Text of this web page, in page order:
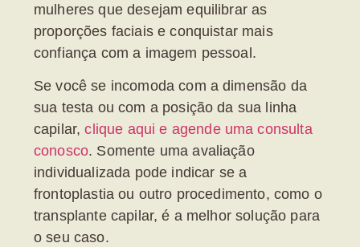
mulheres que desejam equilibrar as
proporções faciais e conquistar mais
confiança com a imagem pessoal.
Se você se incomoda com a dimensão da
sua testa ou com a posição da sua linha
capilar,clique aqui e agende uma consulta
conosco. Somente uma avaliação
individualizada pode indicar se a
frontoplastia ou outro procedimento, como o
transplante capilar, é a melhor solução para
o seu caso.